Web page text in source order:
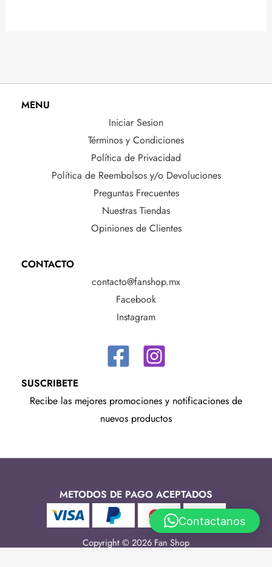
MENU
Iniciar Sesion
Términos y Condiciones
Política de Privacidad
Política de Reembolsos y/o Devoluciones
Preguntas Frecuentes
Nuestras Tiendas
Opiniones de Clientes
CONTACTO
contacto@fanshop.mx
Facebook
Instagram
SUSCRIBETE
Recibe las mejores promociones y notificaciones de
nuevos productos
METODOS DE PAGO ACEPTADOS
Copyright © 2026 Fan Shop
Contactanos